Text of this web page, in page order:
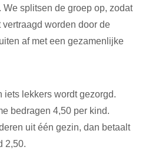
We splitsen de groep op, zodat
worden door de
af met een gezamenlijke
iets lekkers wordt gezorgd.
bedragen 4,50 per kind.
uit één gezin, dan betaalt
2,50.